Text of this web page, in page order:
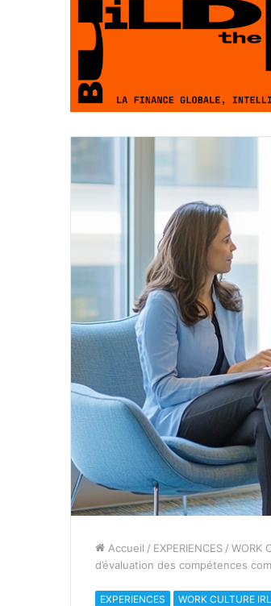
Accueil / EXPERIENCES / WORK
d’évaluation des compétences
EXPERIENCES WORK CULTURE IRL